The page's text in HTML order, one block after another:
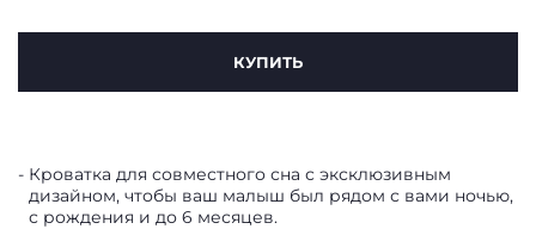
КУПИТЬ
Кроватка для совместного сна с эксклюзивным
дизайном, чтобы ваш малыш был рядом с вами ночью,
с рождения и до 6 месяцев.